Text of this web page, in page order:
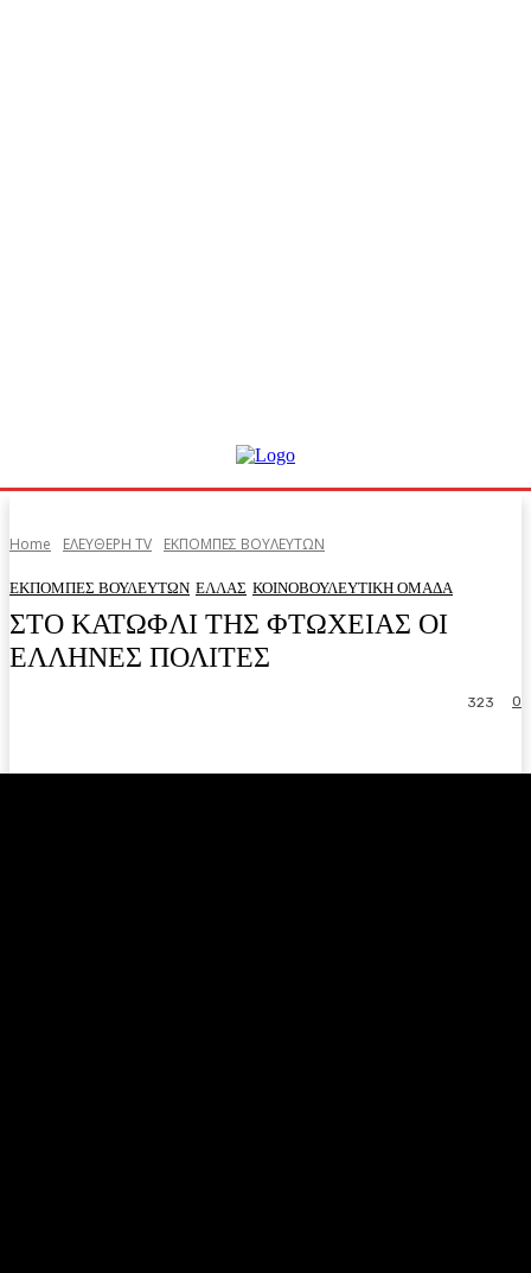
Home ΕΛΕΥΘΕΡΗ ΤV ΕΚΠΟΜΠΕΣ ΒΟΥΛΕΥΤΩΝ
ΕΚΠΟΜΠΕΣ ΒΟΥΛΕΥΤΩΝ ΕΛΛΑΣ ΚΟΙΝΟΒΟΥΛΕΥΤΙΚΗ ΟΜΑΔΑ
ΣΤΟ ΚΑΤΩΦΛΙ ΤΗΣ ΦΤΩΧΕΙΑΣ ΟΙ
ΕΛΛΗΝΕΣ ΠΟΛΙΤΕΣ
0
323